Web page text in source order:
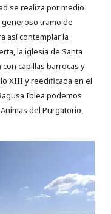
se realiza por medio
tramo de
así contemplar la
la iglesia de Santa
capillas barrocas y
XIII y reedificada en el
Iblea podemos
del Purgatorio,